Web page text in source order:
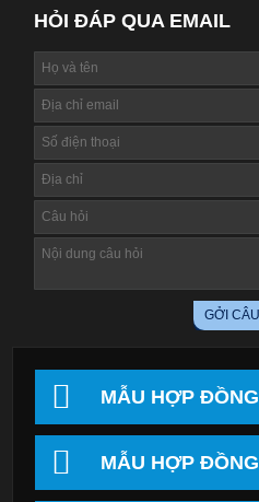
HỎI ĐÁP QUA EMAIL
MẪU HỢP
MẪU HỢP